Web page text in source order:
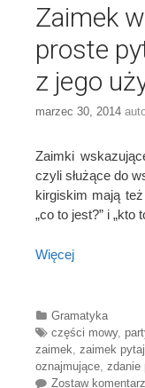
Zaimek
proste
z jego
marzec 30, 2014
Zaimki
czyli służące do
kirgiskim mają
„co to jest?” i „kto
Więcej
Categories
Gramatyka
Tags
części mowy,
zaimek zaimek
oznajmujące zdanie
Zostaw komentarz